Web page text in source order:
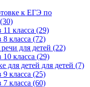
к ЕГЭ по
класса (29)
класса (72)
для детей (22)
класса (29)
для детей для детей (7)
класса (25)
класса (60)